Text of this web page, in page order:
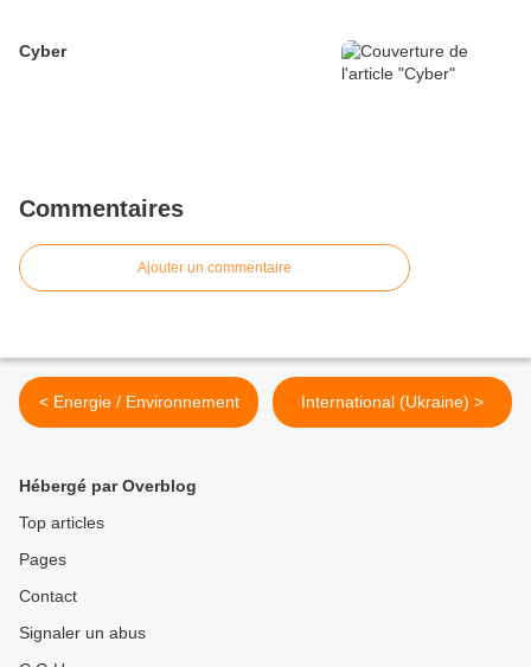
Cyber
Commentaires
Ajouter un commentaire
< Energie / Environnement International (Ukraine) >
Hébergé par Overblog
Top articles
Pages
Contact
Signaler un abus